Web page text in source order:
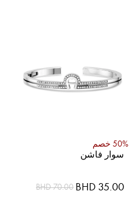
50% خصم
سوار فاشن
السعر
الخاص
BHD 35.00
BHD 70.00